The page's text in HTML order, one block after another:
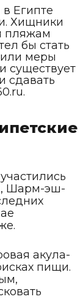
в Египте
Хищники
пляжам
бы стать
меры
существует
сдавать
Шарм-эш-
акула-
пищи.